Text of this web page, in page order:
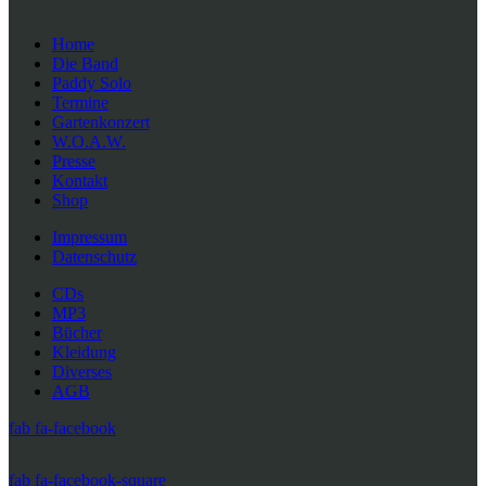
Home
Die Band
Paddy Solo
Termine
Gartenkonzert
W.O.A.W.
Presse
Kontakt
Shop
Impressum
Datenschutz
CDs
MP3
Bücher
Kleidung
Diverses
AGB
fab fa-facebook
fab fa-facebook-square